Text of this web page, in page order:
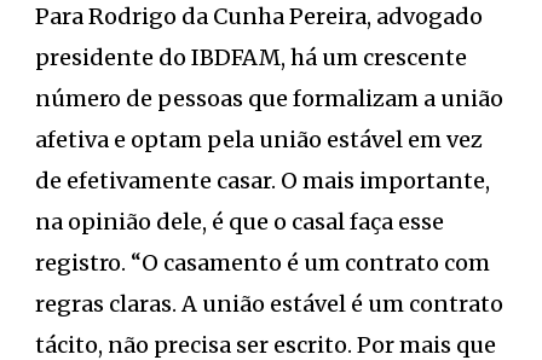
Para Rodrigo da Cunha Pereira, advogado
presidente do IBDFAM, há um crescente
número de pessoas que formalizam a união
afetiva e optam pela união estável em vez
de efetivamente casar. O mais importante,
na opinião dele, é que o casal faça esse
registro. “O casamento é um contrato com
regras claras. A união estável é um contrato
tácito, não precisa ser escrito. Por mais que